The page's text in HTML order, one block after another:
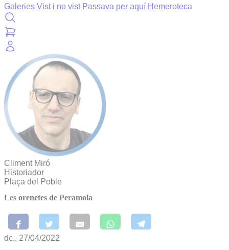
Galeries Vist i no vist Passava per aquí Hemeroteca
Climent Miró
Historiador
Plaça del Poble
Les orenetes de Peramola
dc., 27/04/2022